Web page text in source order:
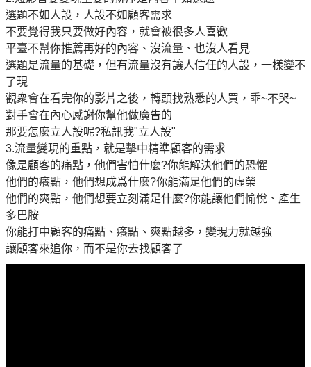
選題不如人設，人設不如顧客需求
不要覺得我只要做好內容，就會被很多人喜歡
平臺不幫你推薦再好的內容、沒流量、也沒人看見
選題是流量的基礎，但有流量沒有讓人信任的人設，一樣變不
了現
觀衆會在看完你的影片之後，轉頭找熟悉的人買，乖~不哭~
對手會在內心感謝你幫他做廣告的
那要怎麼立人設呢?私訊我"立人設"
3.流量變現的重點，就是擊中精準顧客的需求
像是顧客的痛點，他們害怕什麼?你能解決他們的恐懼
他們的癢點，他們想成爲什麼?你能滿足他們的虛榮
他們的爽點，他們想要立刻滿足什麼?你能讓他們愉悅、產生
多巴胺
你能打中顧客的痛點、癢點、爽點越多，變現力就越強
讓顧客來追你，而不是你去找顧客了